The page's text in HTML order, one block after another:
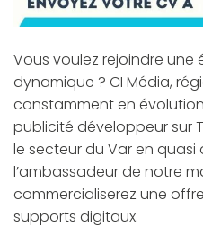
Vous voulez rejoindre une
dynamique ? CI Média,
constamment en
publicité développeur sur
le secteur du Var en
l’ambassadeur de notre
commercialiserez une
supports digitaux.